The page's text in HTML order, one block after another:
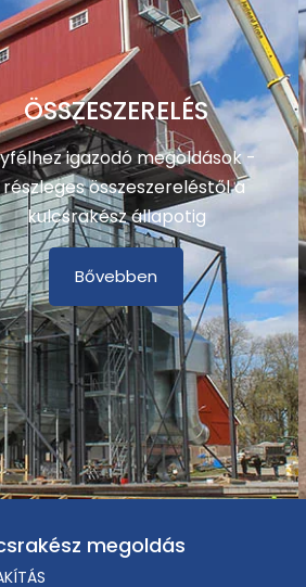
ÖSSZESZERELÉS
igazodó megoldások -
összeszereléstől a
kulcsrakész állapotig
Bővebben
megoldás